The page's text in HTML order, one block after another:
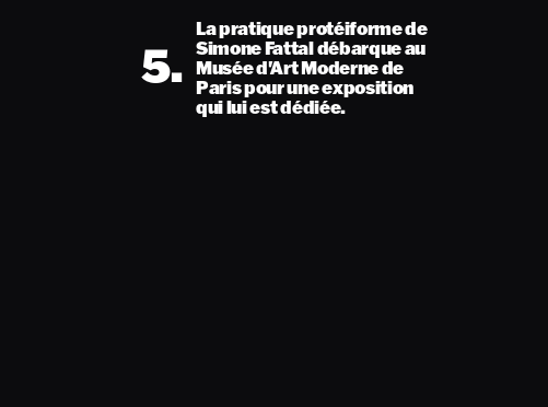
5.
La pratique protéiforme de
Simone Fattal débarque au
Musée d'Art Moderne de
Paris pour une exposition
qui lui est dédiée.